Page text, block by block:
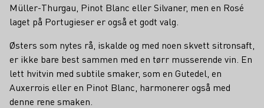
Müller-Thurgau, Pinot Blanc eller Silvaner, men en Rosé
laget på Portugieser er også et godt valg.
Østers som nytes rå, iskalde og med noen skvett sitronsaft,
er ikke bare best sammen med en tørr musserende vin. En
lett hvitvin med subtile smaker, som en Gutedel, en
Auxerrois eller en Pinot Blanc, harmonerer også med
denne rene smaken.